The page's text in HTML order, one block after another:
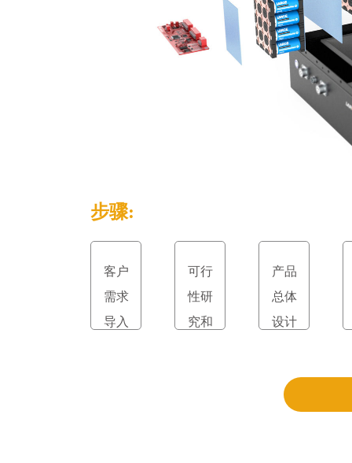
步骤:
客户
需求
导入
可行
性研
究和
产品
总体
设计